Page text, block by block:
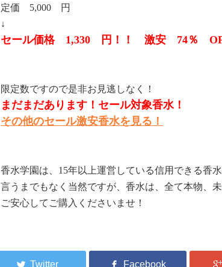
定価 5,000 円
↓
セール価格 1,330 円！！ 激安 74％
限定数ですので是非お見逃しなく！
まだまだあります！セール対象香水！
その他のセール激安香水を見る！
香水学園は、15年以上運営している信用できる香水
言うまでもなく当然ですが、香水は、全て本物、未
ご安心してご購入くださいませ！